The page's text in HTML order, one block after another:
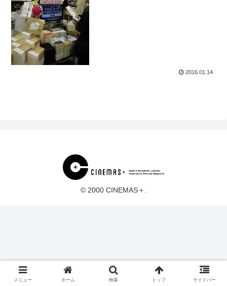
2016.01.14
© 2000 CINEMAS＋.
メニュー ホーム 検索 トップ サイドバー